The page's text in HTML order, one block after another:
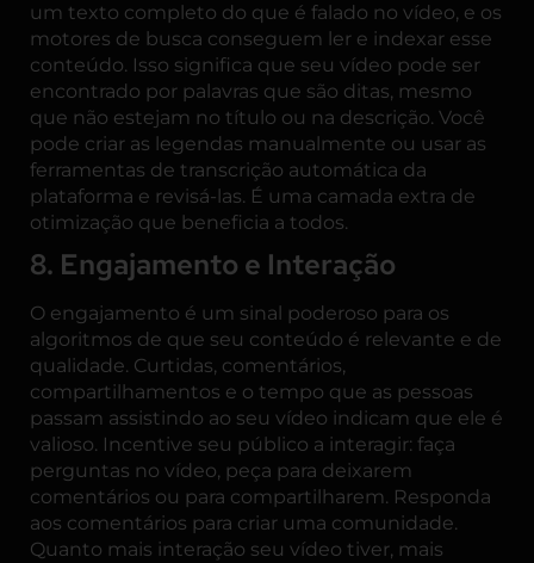
um texto completo do que é falado no vídeo, e os
motores de busca conseguem ler e indexar esse
conteúdo. Isso significa que seu vídeo pode ser
encontrado por palavras que são ditas, mesmo
que não estejam no título ou na descrição. Você
pode criar as legendas manualmente ou usar as
ferramentas de transcrição automática da
plataforma e revisá-las. É uma camada extra de
otimização que beneficia a todos.
8. Engajamento e Interação
O engajamento é um sinal poderoso para os
algoritmos de que seu conteúdo é relevante e de
qualidade. Curtidas, comentários,
compartilhamentos e o tempo que as pessoas
passam assistindo ao seu vídeo indicam que ele é
valioso. Incentive seu público a interagir: faça
perguntas no vídeo, peça para deixarem
comentários ou para compartilharem. Responda
aos comentários para criar uma comunidade.
Quanto mais interação seu vídeo tiver, mais